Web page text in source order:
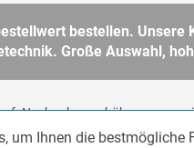
bestellen.
Große Auswahl,
Nachnahmegebühren, wenn
§ 14 BGB. Kein Verkauf an
um Ihnen die